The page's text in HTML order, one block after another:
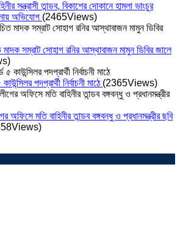
সন্ত্রাসী তান্ডব, বিকাশের দোকানে হামলা ভাংচুর
অভিযোগ (2465Views)
সম্রাট সোহাগ রনির আস্থাবাজন মামুন ডিবির জালে
পদপ্রার্থী নির্বাচনী মাঠে (2365Views)
অফিসে মতি বাহিনীর তান্ডব বঙ্গবন্ধু ও প্রধানমন্ত্রীর ছবি